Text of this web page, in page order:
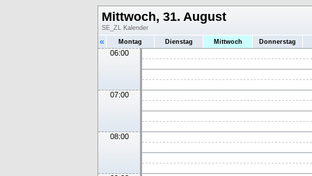
Mittwoch, 31. August
SE_ZL Kalender
« Montag Dienstag Mittwoch Donnerstag
06:00
07:00
08:00